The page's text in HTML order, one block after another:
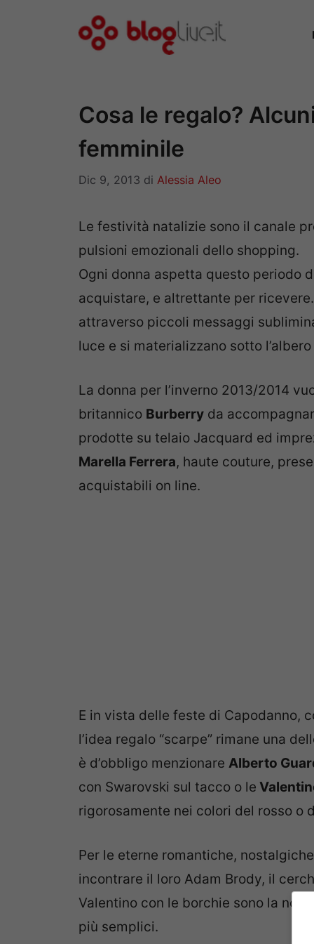
Cosa le regalo?
femminile
Dic 9, 2013 di Alessia Aleo
Le festività natalizie sono il canale
pulsioni emozionali dello shopping.
Ogni donna aspetta questo periodo
acquistare, e altrettante per
attraverso piccoli messaggi
luce e si materializzano sotto
La donna per l’inverno 2013/2014
britannico Burberry da
prodotte su telaio Jacquard ed
Marella Ferrera, haute couture,
acquistabili on line.
E in vista delle feste di Capodanno,
l’idea regalo “scarpe” rimane una
è d’obbligo menzionare Alberto
con Swarovski sul tacco o le
rigorosamente nei colori del rosso o
Per le eterne romantiche,
incontrare il loro Adam Brody, il
Valentino con le borchie sono la
più semplici.